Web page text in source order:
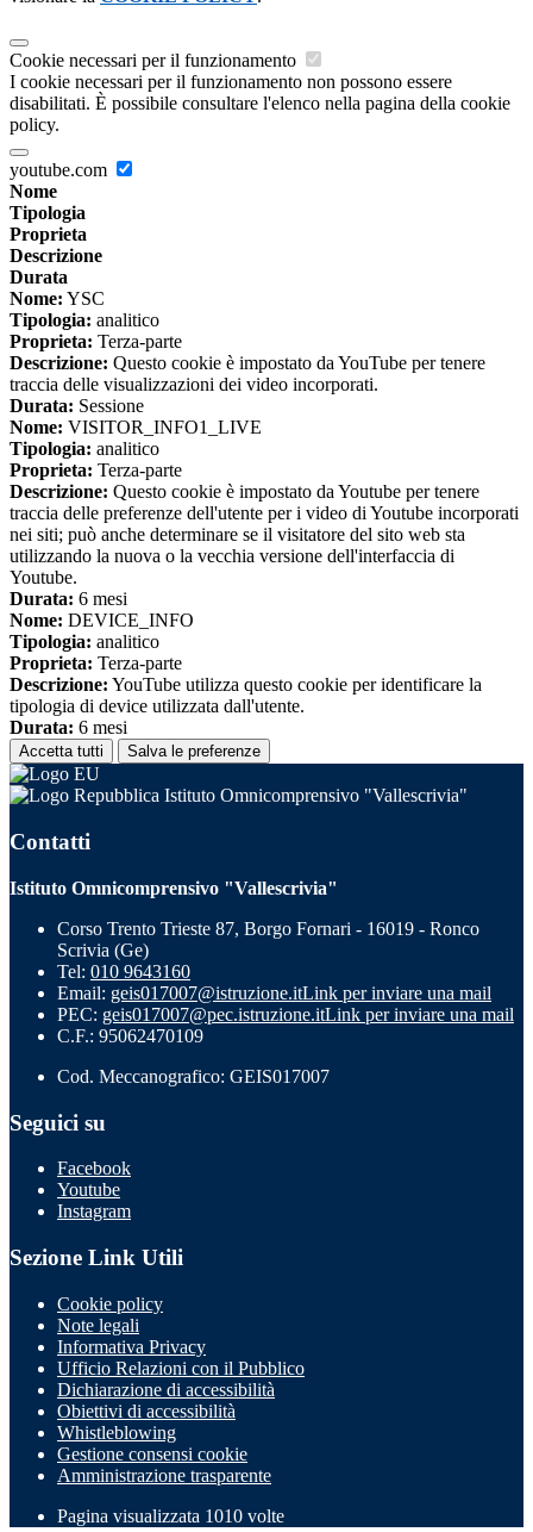
Cookie necessari per il funzionamento
I cookie necessari per il funzionamento non possono essere
disabilitati. È possibile consultare l'elenco nella pagina della cookie
policy.
youtube.com
Nome
Tipologia
Proprieta
Descrizione
Durata
Nome: YSC
Tipologia: analitico
Proprieta: Terza-parte
Descrizione: Questo cookie è impostato da YouTube per tenere
traccia delle visualizzazioni dei video incorporati.
Durata: Sessione
Nome: VISITOR_INFO1_LIVE
Tipologia: analitico
Proprieta: Terza-parte
Descrizione: Questo cookie è impostato da Youtube per tenere
traccia delle preferenze dell'utente per i video di Youtube incorporati
nei siti; può anche determinare se il visitatore del sito web sta
utilizzando la nuova o la vecchia versione dell'interfaccia di
Youtube.
Durata: 6 mesi
Nome: DEVICE_INFO
Tipologia: analitico
Proprieta: Terza-parte
Descrizione: YouTube utilizza questo cookie per identificare la
tipologia di device utilizzata dall'utente.
Durata: 6 mesi
Accetta tutti Salva le preferenze
Istituto Omnicomprensivo "Vallescrivia"
Contatti
Istituto Omnicomprensivo "Vallescrivia"
Corso Trento Trieste 87, Borgo Fornari - 16019 - Ronco
Scrivia (Ge)
Tel: 010 9643160
Email: geis017007@istruzione.itLink per inviare una mail
PEC: geis017007@pec.istruzione.itLink per inviare una mail
C.F.: 95062470109
Cod. Meccanografico: GEIS017007
Seguici su
Facebook
Youtube
Instagram
Sezione Link Utili
Cookie policy
Note legali
Informativa Privacy
Ufficio Relazioni con il Pubblico
Dichiarazione di accessibilità
Obiettivi di accessibilità
Whistleblowing
Gestione consensi cookie
Amministrazione trasparente
Pagina visualizzata 1010 volte